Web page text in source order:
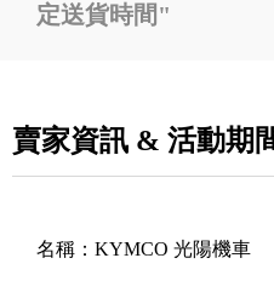
定送貨時間"
賣家資訊 & 活動期
名稱： KYMCO 光陽機車